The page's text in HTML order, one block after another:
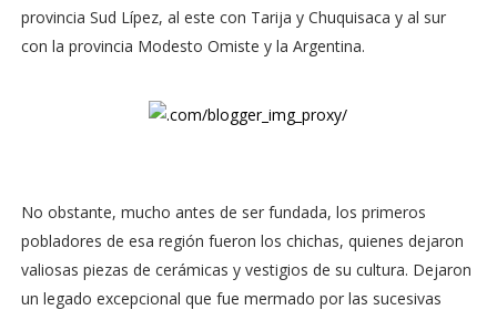
provincia Sud Lípez, al este con Tarija y Chuquisaca y al sur
con la provincia Modesto Omiste y la Argentina.
No obstante, mucho antes de ser fundada, los primeros
pobladores de esa región fueron los chichas, quienes dejaron
valiosas piezas de cerámicas y vestigios de su cultura. Dejaron
un legado excepcional que fue mermado por las sucesivas